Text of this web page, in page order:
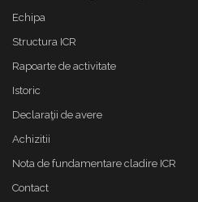
Echipa
Structura ICR
Rapoarte de activitate
Istoric
Declaraţii de avere
Achizitii
Nota de fundamentare cladire ICR
Contact